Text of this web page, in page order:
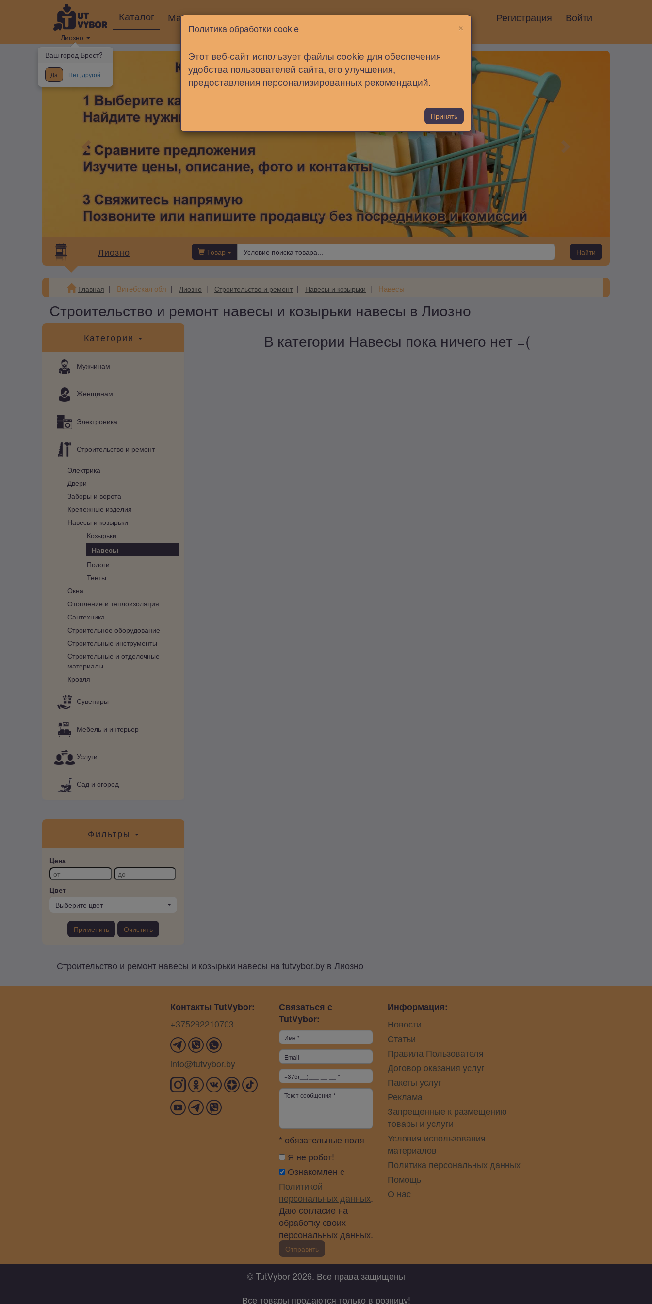
Лиозно
Ваш город Брест?
Да Нет, другой
Каталог Магазины Новости Статьи Помощь Регистрация Войти
Лиозно Товар Найти
Главная Витебская обл Лиозно Строительство и ремонт Навесы и козырьки Навесы
Строительство и ремонт навесы и козырьки навесы в Лиозно
Категории
Мужчинам
Женщинам
Электроника
Строительство и ремонт
Электрика
Двери
Заборы и ворота
Крепежные изделия
Навесы и козырьки
Козырьки
Навесы
Пологи
Тенты
Окна
Отопление и теплоизоляция
Сантехника
Строительное оборудование
Строительные инструменты
Строительные и отделочные
материалы
Кровля
Сувениры
Мебель и интерьер
Услуги
Сад и огород
Фильтры
Цена
Цвет
Выберите цвет
Применить Очистить
В категории Навесы пока ничего нет =(
Строительство и ремонт навесы и козырьки навесы на tutvybor.by в Лиозно
Контакты TutVybor:
+375292210703
info@tutvybor.by
Связаться с
TutVybor:
* обязательные поля
Я не робот!
Ознакомлен с
Политикой
персональных данных.
Даю согласие на
обработку своих
персональных данных.
Отправить
Информация:
Новости
Статьи
Правила Пользователя
Договор оказания услуг
Пакеты услуг
Реклама
Запрещенные к размещению
товары и услуги
Условия использования
материалов
Политика персональных данных
Помощь
О нас
© TutVybor 2026. Все права защищены
Все товары продаются только в розницу!
×
Политика обработки cookie
Этот веб-сайт использует файлы cookie для обеспечения
удобства пользователей сайта, его улучшения,
предоставления персонализированных рекомендаций.
Принять